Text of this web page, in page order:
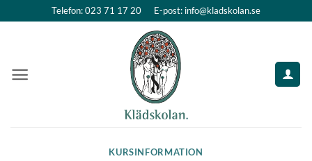
Telefon: 023 71 17 20 E-post: info@kladskolan.se
KURSINFORMATION